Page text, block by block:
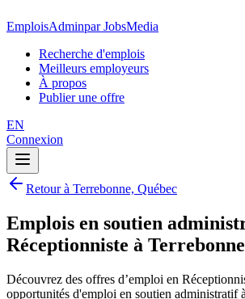
EmploisAdminpar JobsMedia
Recherche d'emplois
Meilleurs employeurs
À propos
Publier une offre
EN
Connexion
Retour à Terrebonne, Québec
Emplois en soutien
Réceptionniste à
Découvrez des offres d’emploi en
opportunités d'emploi en soutien administratif